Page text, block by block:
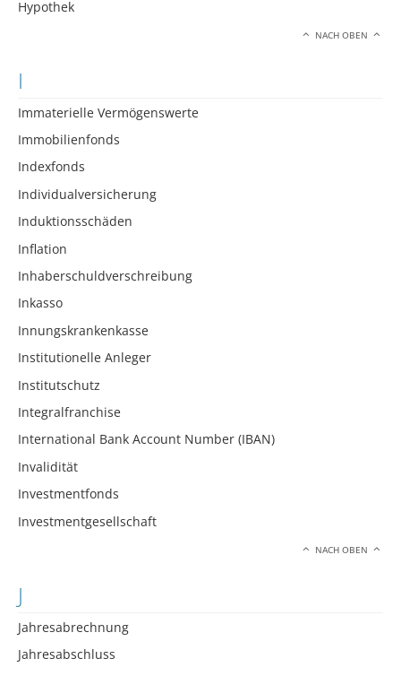
Hypothek
NACH OBEN
I
Immaterielle Vermögenswerte
Immobilienfonds
Indexfonds
Individualversicherung
Induktionsschäden
Inflation
Inhaberschuldverschreibung
Inkasso
Innungskrankenkasse
Institutionelle Anleger
Institutschutz
Integralfranchise
International Bank Account Number (IBAN)
Invalidität
Investmentfonds
Investmentgesellschaft
NACH OBEN
J
Jahresabrechnung
Jahresabschluss